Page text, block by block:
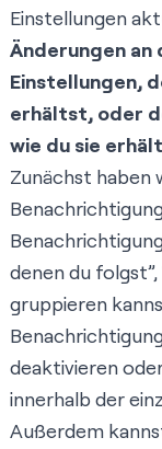
Einstellungen
Änderungen an
Einstellungen,
erhältst, oder
wie du sie
Zunächst haben
denen du
gruppieren
deaktivieren
innerhalb der
Außerdem